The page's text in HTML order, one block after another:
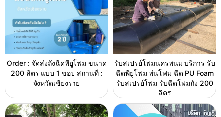
Order : จัดส่งถังฉีดพียูโฟม ขนาด
200 ลิตร แบบ 1 ขอบ สถานที่ :
จังหวัดเชียงราย
รับสเปรย์โฟมนครพนม บริการ รับ
ฉีดพียูโฟม พ่นโฟม ฉีด PU Foam
รับสเปรย์โฟม รับฉีดโฟมถัง 200
ลิตร